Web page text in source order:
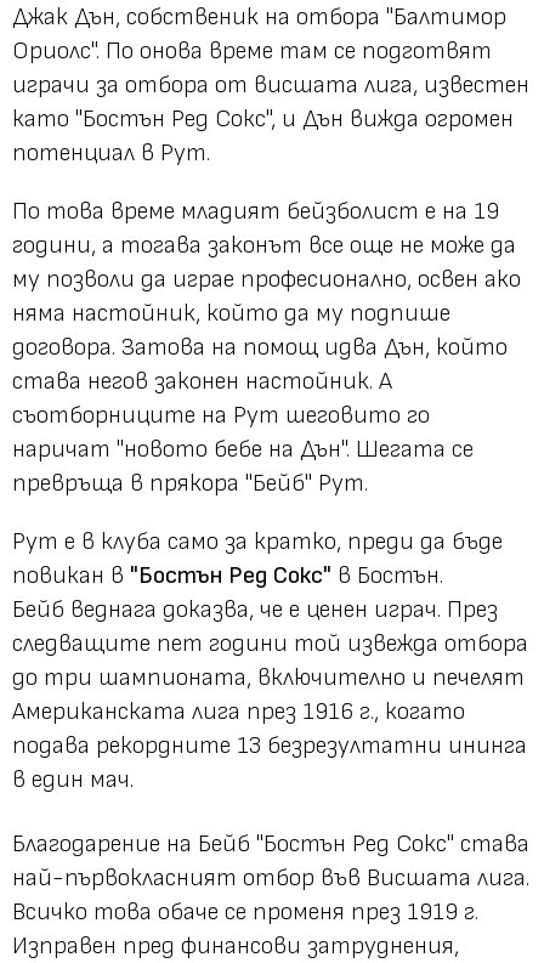
Джак Дън, собственик на отбора "Балтимор
Ориолс". По онова време там се подготвят
играчи за отбора от висшата лига, известен
като "Бостън Ред Сокс", и Дън вижда огромен
потенциал в Рут.
По това време младият бейзболист е на 19
години, а тогава законът все още не може да
му позволи да играе професионално, освен ако
няма настойник, който да му подпише
договора. Затова на помощ идва Дън, който
става негов законен настойник. А
съотборниците на Рут шеговито го
наричат "новото бебе на Дън". Шегата се
превръща в прякора "Бейб" Рут.
Рут е в клуба само за кратко, преди да бъде
повикан в "Бостън Ред Сокс" в Бостън.
Бейб веднага доказва, че е ценен играч. През
следващите пет години той извежда отбора
до три шампионата, включително и печелят
Американската лига през 1916 г., когато
подава рекордните 13 безрезултатни ининга
в един мач.
Благодарение на Бейб "Бостън Ред Сокс" става
най-първокласният отбор във Висшата лига.
Всичко това обаче се променя през 1919 г.
Изправен пред финансови затруднения,